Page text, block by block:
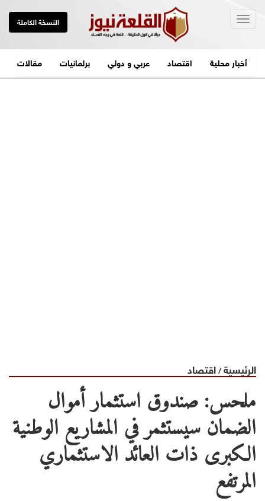
النسخة الكاملة
أخبار محلية اقتصاد عربي و دولي برلمانيات مقالات
الرئيسية/اقتصاد
ملحس: صندوق استثمار أموال
الضمان سيستثمر في المشاريع الوطنية
الكبرى ذات العائد الاستثماري
المرتفع